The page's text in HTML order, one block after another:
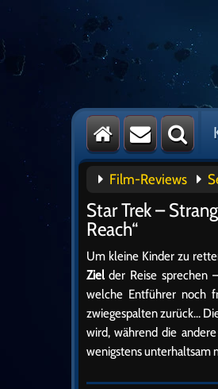
Film-Reviews
Star Trek –
Reach“
Um kleine Kinder zu
Zielder Reise sprechen
welche Entführer noch
zwiegespalten zurück…
wird, während die
wenigstens unterhaltsam